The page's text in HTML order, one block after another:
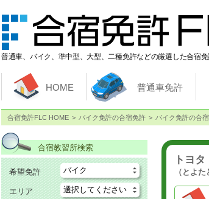
普通車、バイク、準中型、大型、二種免許などの厳選した合宿免
HOME 普通車免許
合宿免許FLC HOME バイク免許の合宿免許 バイク免許の合
トヨ
（とよ
合宿教習所検索
希望免許
エリア